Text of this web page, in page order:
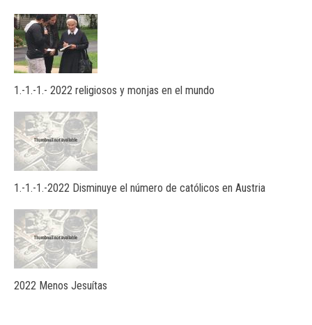
1.-1.-1.- 2022 religiosos y monjas en el mundo
1.-1.-1.-2022 Disminuye el número de católicos en Austria
2022 Menos Jesuítas